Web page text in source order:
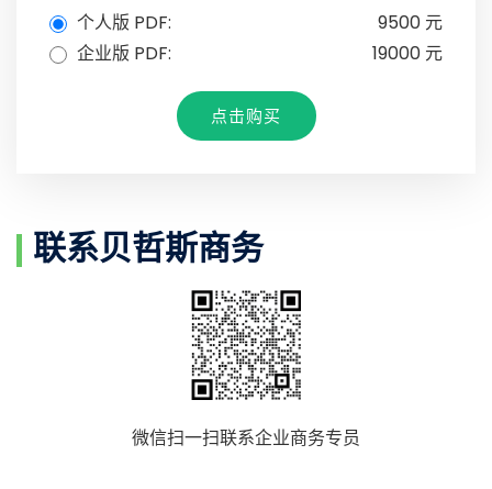
个人版 PDF:
9500 元
企业版 PDF:
19000 元
点击购买
联系贝哲斯商务
微信扫一扫联系企业商务专员